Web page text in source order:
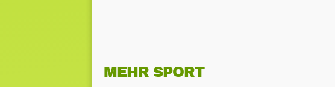
MEHR SPORT